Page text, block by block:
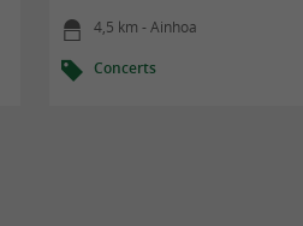
4,5 km - Ainhoa
Concerts